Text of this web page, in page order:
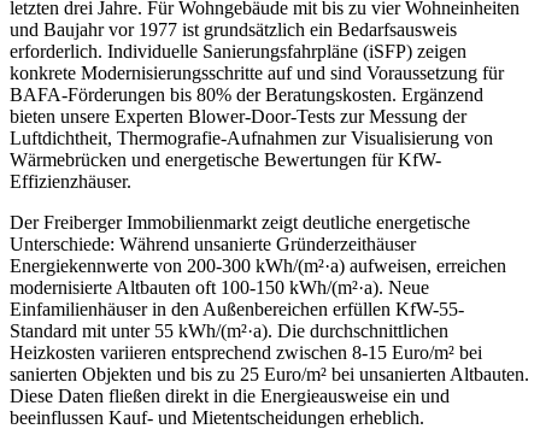
letzten drei Jahre. Für Wohngebäude mit bis zu vier Wohneinheiten
und Baujahr vor 1977 ist grundsätzlich ein Bedarfsausweis
erforderlich. Individuelle Sanierungsfahrpläne (iSFP) zeigen
konkrete Modernisierungsschritte auf und sind Voraussetzung für
BAFA-Förderungen bis 80% der Beratungskosten. Ergänzend
bieten unsere Experten Blower-Door-Tests zur Messung der
Luftdichtheit, Thermografie-Aufnahmen zur Visualisierung von
Wärmebrücken und energetische Bewertungen für KfW-
Effizienzhäuser.
Der Freiberger Immobilienmarkt zeigt deutliche energetische
Unterschiede: Während unsanierte Gründerzeithäuser
Energiekennwerte von 200-300 kWh/(m²·a) aufweisen, erreichen
modernisierte Altbauten oft 100-150 kWh/(m²·a). Neue
Einfamilienhäuser in den Außenbereichen erfüllen KfW-55-
Standard mit unter 55 kWh/(m²·a). Die durchschnittlichen
Heizkosten variieren entsprechend zwischen 8-15 Euro/m² bei
sanierten Objekten und bis zu 25 Euro/m² bei unsanierten Altbauten.
Diese Daten fließen direkt in die Energieausweise ein und
beeinflussen Kauf- und Mietentscheidungen erheblich.